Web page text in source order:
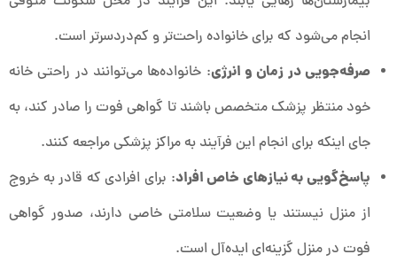
انجام می‌شود که برای خانواده راحت‌تر و کم‌دردسرتر است.
صرفه‌جویی در زمان و انرژی: خانواده‌ها می‌توانند در راحتی خانه
خود منتظر پزشک متخصص باشند تا گواهی فوت را صادر کند، به
جای اینکه برای انجام این فرآیند به مراکز پزشکی مراجعه کنند.
پاسخ‌گویی به نیازهای خاص افراد: برای افرادی که قادر به خروج
از منزل نیستند یا وضعیت سلامتی خاصی دارند، صدور گواهی
فوت در منزل گزینه‌ای ایده‌آل است.